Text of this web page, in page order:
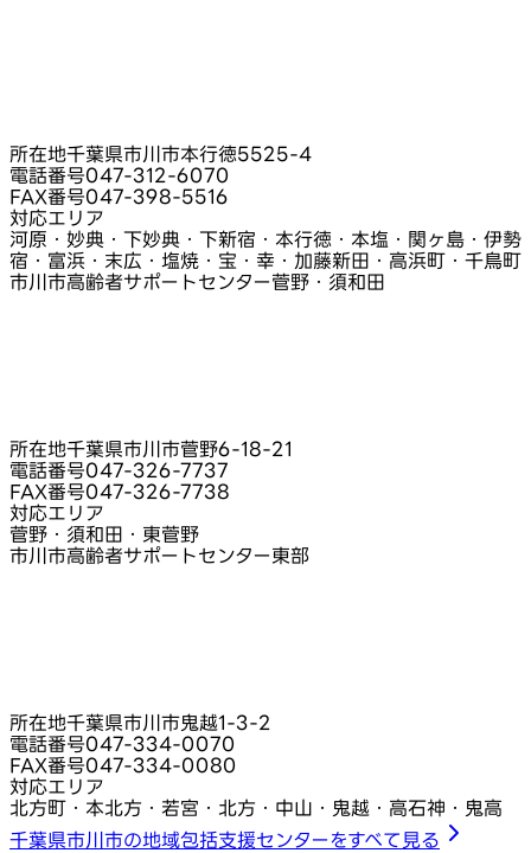
所在地千葉県市川市本行徳5525‑4
電話番号047-312-6070
FAX番号047-398-5516
対応エリア
河原・妙典・下妙典・下新宿・本行徳・本塩・関ヶ島・伊勢
宿・富浜・末広・塩焼・宝・幸・加藤新田・高浜町・千鳥町
市川市高齢者サポートセンター菅野・須和田
所在地千葉県市川市菅野6‑18‑21
電話番号047-326-7737
FAX番号047-326-7738
対応エリア
菅野・須和田・東菅野
市川市高齢者サポートセンター東部
所在地千葉県市川市鬼越1‑3‑2
電話番号047-334-0070
FAX番号047-334-0080
対応エリア
北方町・本北方・若宮・北方・中山・鬼越・高石神・鬼高
千葉県市川市の地域包括支援センターをすべて見る